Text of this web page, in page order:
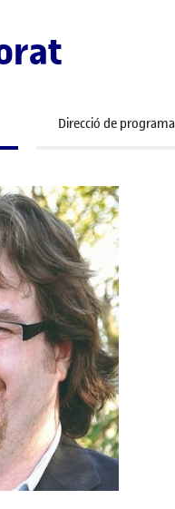
Direcció de programa